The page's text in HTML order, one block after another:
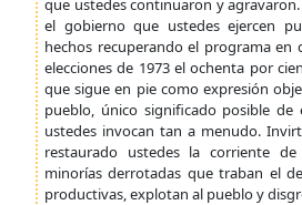
que ustedes continuaron y
el gobierno que ustedes ejercen
hechos recuperando el programa en
elecciones de 1973 el ochenta por
que sigue en pie como expresión
pueblo, único significado posible de
ustedes invocan tan a menudo.
restaurado ustedes la corriente
minorías derrotadas que traban el
productivas, explotan al pueblo y